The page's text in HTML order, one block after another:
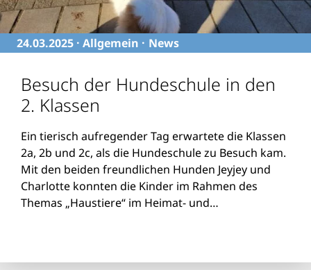
24.03.2025 · Allgemein News
Besuch der Hundeschule in den
2. Klassen
Ein tierisch aufregender Tag erwartete die Klassen
2a, 2b und 2c, als die Hundeschule zu Besuch kam.
Mit den beiden freundlichen Hunden Jeyjey und
Charlotte konnten die Kinder im Rahmen des
Themas „Haustiere“ im Heimat- und